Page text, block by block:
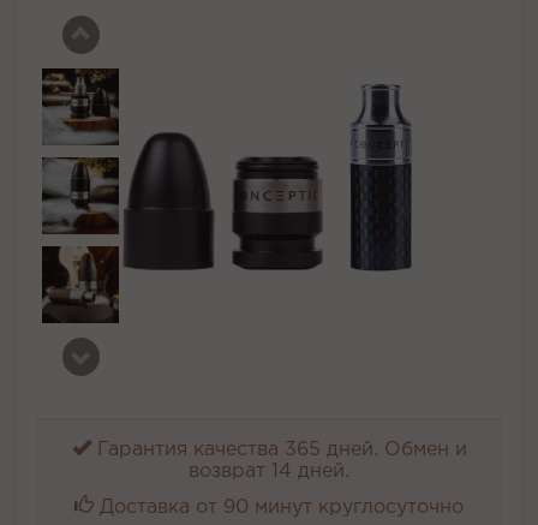
Гарантия качества 365 дней. Обмен и
возврат 14 дней.
Доставка от 90 минут круглосуточно